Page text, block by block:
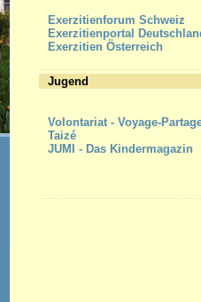
Exerzitienforum Schweiz
Exerzitienportal
Exerzitien Österreich
Jugend
Volontariat - Voyage-
Taizé
JUMI - Das Kindermagazin